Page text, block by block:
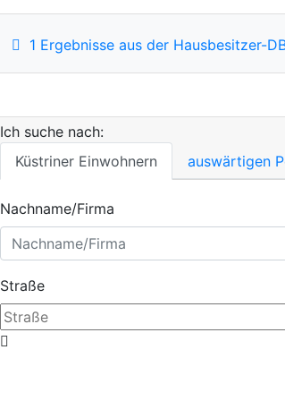
1 Ergebnisse aus der Hausbesitzer-
Ich suche nach:
Küstriner Einwohnern
auswärtigen
Nachname/Firma
Straße